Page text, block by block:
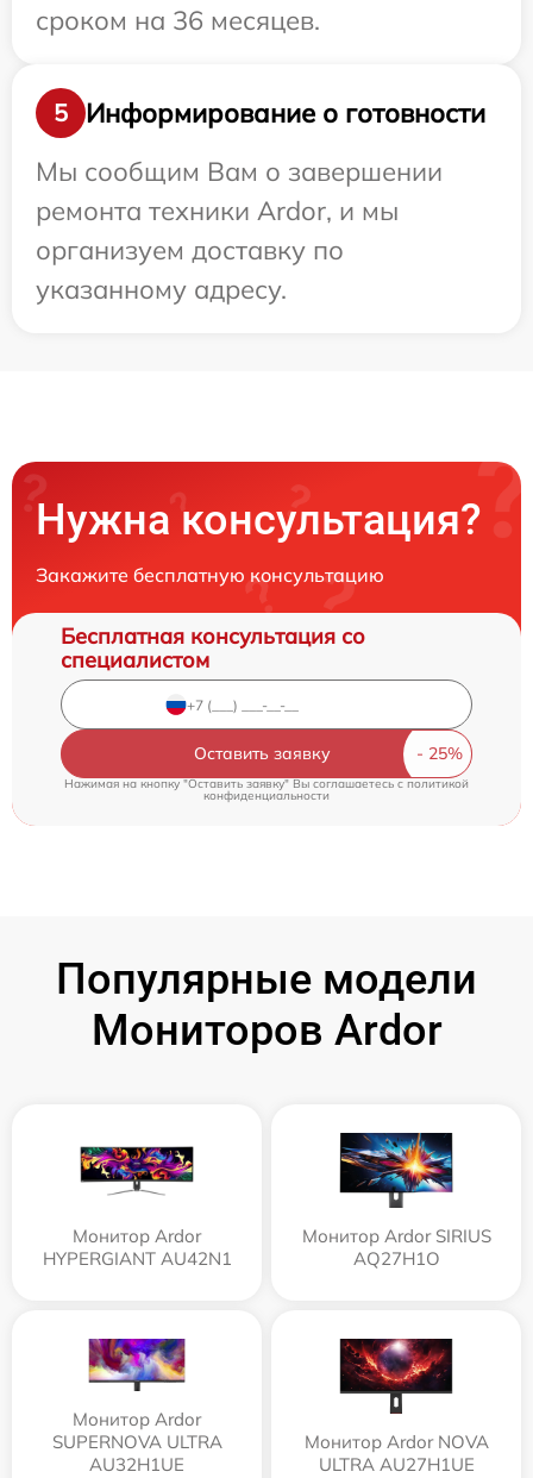
сроком на 36 месяцев.
5
Информирование о готовности
Мы сообщим Вам о завершении
ремонта техники Ardor, и мы
организуем доставку по
указанному адресу.
Нужна консультация?
Закажите бесплатную консультацию
Бесплатная консультация со
специалистом
Оставить заявку
Нажимая на кнопку "Оставить заявку" Вы соглашаетесь c политикой
конфиденциальности
Популярные модели
Мониторов Ardor
Монитор Ardor
HYPERGIANT AU42N1
Монитор Ardor SIRIUS
AQ27H1O
Монитор Ardor
SUPERNOVA ULTRA
AU32H1UE
Монитор Ardor NOVA
ULTRA AU27H1UE